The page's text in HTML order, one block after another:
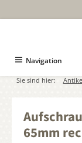
Navigation
Sie sind hier:
65mm